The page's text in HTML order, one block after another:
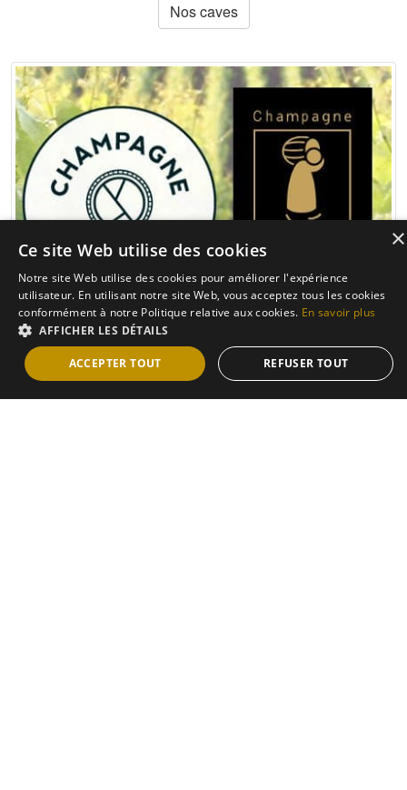
Nos caves
Vigneron
Nous sommes récoltants manipulants, nous créons nos
×
Ce site Web utilise des cookies
Notre site Web utilise des cookies pour améliorer l'expérience
utilisateur. En utilisant notre site Web, vous acceptez tous les cookies
conformément à notre Politique relative aux cookies. En savoir plus
AFFICHER LES DÉTAILS
ACCEPTER TOUT REFUSER TOUT